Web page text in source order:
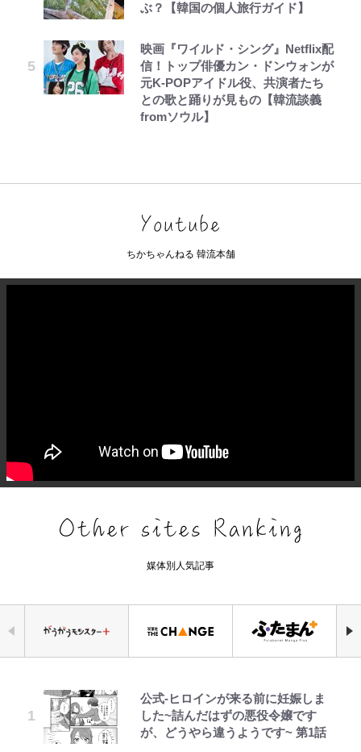
ぶ？【韓国の個人旅行ガイド】
映画『ワイルド・シング』Netflix配
信！トップ俳優カン・ドンウォンが
元K-POPアイドル役、共演者たち
との歌と踊りが見もの【韓流談義
fromソウル】
ちかちゃんねる 韓流本舗
媒体別人気記事
公式-ヒロインが来る前に妊娠しま
した~詰んだはずの悪役令嬢です
が、どうやら違うようです~ 第1話
元衆院議員・山尾志桜里が語る誹謗
中傷動画…「計り知れない」切り抜
き落選運動の影響と今語る「保育園
『ONE PIECE』今後の展開に絡ん
できそうな「意味深な表紙連載」
「神」エネルの月での展開に、元王
浅草は日本の心だゾ
空の轍と大地の雲と 第1回
｢お土産最高すぎ笑｣｢どうやって入
手？｣ブライトン帰還の三笘薫、同
僚に“ポケカ”をプレゼント！｢薫の
「危ない」「やめて」第1子妊娠中
の田中みな実、ゴリゴリヒール着用
に心配の声…ザックリ衣装にも意見
やってはいけない！「キャンプツー
リング」での「NGパッキング」7
選！ 安全＆快適につながる「荷物